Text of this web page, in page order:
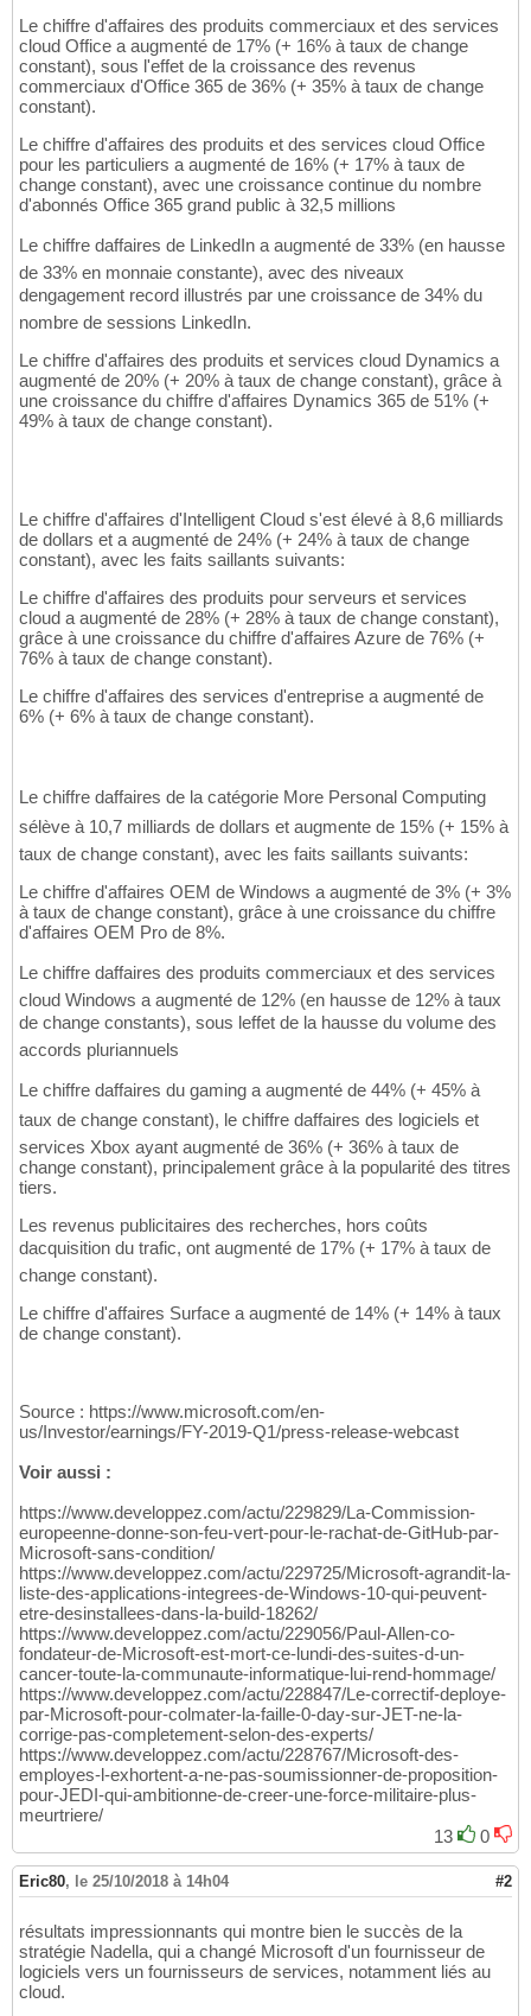
Le chiffre d'affaires des produits commerciaux et des services
cloud Office a augmenté de 17% (+ 16% à taux de change
constant), sous l'effet de la croissance des revenus
commerciaux d'Office 365 de 36% (+ 35% à taux de change
constant).
Le chiffre d'affaires des produits et des services cloud Office
pour les particuliers a augmenté de 16% (+ 17% à taux de
change constant), avec une croissance continue du nombre
d'abonnés Office 365 grand public à 32,5 millions
Le chiffre daffaires de LinkedIn a augmenté de 33% (en hausse
de 33% en monnaie constante), avec des niveaux
dengagement record illustrés par une croissance de 34% du
nombre de sessions LinkedIn.
Le chiffre d'affaires des produits et services cloud Dynamics a
augmenté de 20% (+ 20% à taux de change constant), grâce à
une croissance du chiffre d'affaires Dynamics 365 de 51% (+
49% à taux de change constant).
Le chiffre d'affaires d'Intelligent Cloud s'est élevé à 8,6 milliards
de dollars et a augmenté de 24% (+ 24% à taux de change
constant), avec les faits saillants suivants:
Le chiffre d'affaires des produits pour serveurs et services
cloud a augmenté de 28% (+ 28% à taux de change constant),
grâce à une croissance du chiffre d'affaires Azure de 76% (+
76% à taux de change constant).
Le chiffre d'affaires des services d'entreprise a augmenté de
6% (+ 6% à taux de change constant).
Le chiffre daffaires de la catégorie More Personal Computing
sélève à 10,7 milliards de dollars et augmente de 15% (+ 15% à
taux de change constant), avec les faits saillants suivants:
Le chiffre d'affaires OEM de Windows a augmenté de 3% (+ 3%
à taux de change constant), grâce à une croissance du chiffre
d'affaires OEM Pro de 8%.
Le chiffre daffaires des produits commerciaux et des services
cloud Windows a augmenté de 12% (en hausse de 12% à taux
de change constants), sous leffet de la hausse du volume des
accords pluriannuels
Le chiffre daffaires du gaming a augmenté de 44% (+ 45% à
taux de change constant), le chiffre daffaires des logiciels et
services Xbox ayant augmenté de 36% (+ 36% à taux de
change constant), principalement grâce à la popularité des titres
tiers.
Les revenus publicitaires des recherches, hors coûts
dacquisition du trafic, ont augmenté de 17% (+ 17% à taux de
change constant).
Le chiffre d'affaires Surface a augmenté de 14% (+ 14% à taux
de change constant).
Source : https://www.microsoft.com/en-
us/Investor/earnings/FY-2019-Q1/press-release-webcast
Voir aussi :
https://www.developpez.com/actu/229829/La-Commission-
europeenne-donne-son-feu-vert-pour-le-rachat-de-GitHub-par-
Microsoft-sans-condition/
https://www.developpez.com/actu/229725/Microsoft-agrandit-la-
liste-des-applications-integrees-de-Windows-10-qui-peuvent-
etre-desinstallees-dans-la-build-18262/
https://www.developpez.com/actu/229056/Paul-Allen-co-
fondateur-de-Microsoft-est-mort-ce-lundi-des-suites-d-un-
cancer-toute-la-communaute-informatique-lui-rend-hommage/
https://www.developpez.com/actu/228847/Le-correctif-deploye-
par-Microsoft-pour-colmater-la-faille-0-day-sur-JET-ne-la-
corrige-pas-completement-selon-des-experts/
https://www.developpez.com/actu/228767/Microsoft-des-
employes-l-exhortent-a-ne-pas-soumissionner-de-proposition-
pour-JEDI-qui-ambitionne-de-creer-une-force-militaire-plus-
meurtriere/
13
0
Eric80, le 25/10/2018 à 14h04 #2
résultats impressionnants qui montre bien le succès de la
stratégie Nadella, qui a changé Microsoft d'un fournisseur de
logiciels vers un fournisseurs de services, notamment liés au
cloud.